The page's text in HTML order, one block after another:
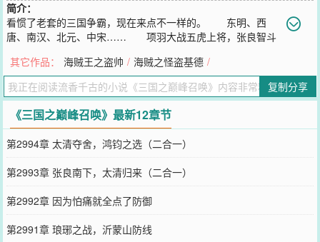
简介：
看惯了老套的三国争霸，现在来点不一样的。 东明、西
唐、南汉、北元、中宋…… 项羽大战五虎上将，张良智斗
英，最艰难的一
您要是觉得《三国之巅峰召唤》还不错的话请不要忘记向您QQ群和微
博微信里的朋友推荐哦！
其它作品： 海贼王之盗帅 / 海贼之怪盗基德 /
复制分享
《三国之巅峰召唤》最新12章节
第2994章 太清夺舍，鸿钧之选（二合一）
第2993章 张良南下，太清归来（二合一）
第2992章 因为怕痛就全点了防御
第2991章 琅琊之战，沂蒙山防线